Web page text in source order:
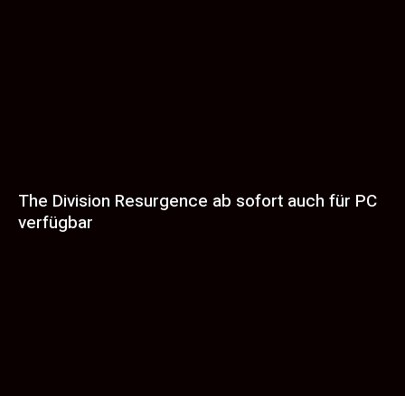
The Division Resurgence ab sofort auch für PC
verfügbar